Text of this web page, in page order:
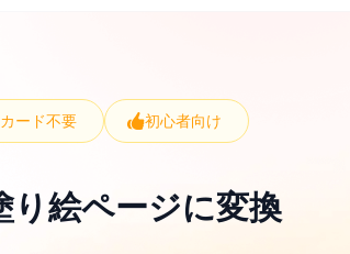
ード不要 初心者向け
り絵ページに変換